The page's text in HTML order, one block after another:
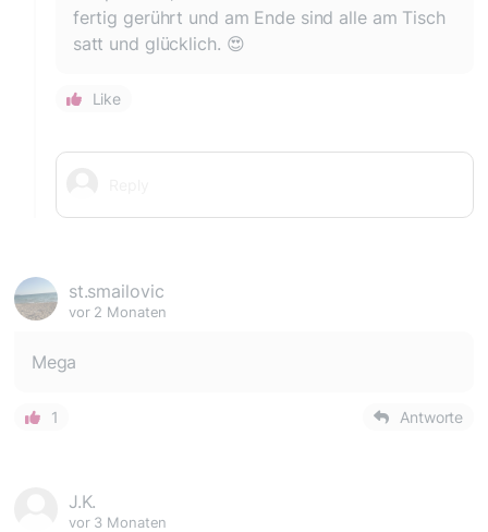
fertig gerührt und am Ende sind alle am Tisch
satt und glücklich. 😍
Like
st.smailovic
vor 2 Monaten
Mega
1 Antworte
J.K.
vor 3 Monaten